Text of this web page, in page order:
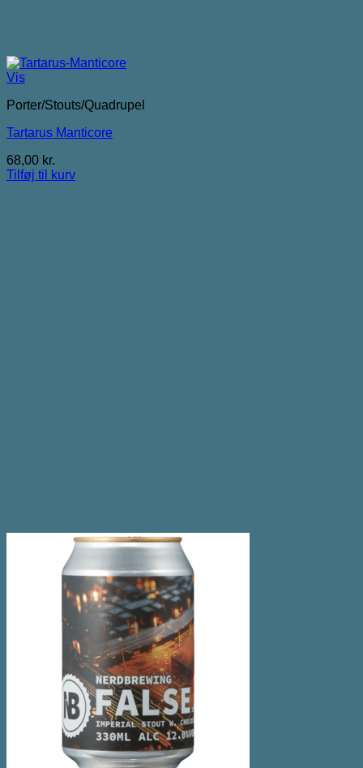
Vis
Porter/Stouts/Quadrupel
Tartarus Manticore
68,00 kr.
Tilføj til kurv